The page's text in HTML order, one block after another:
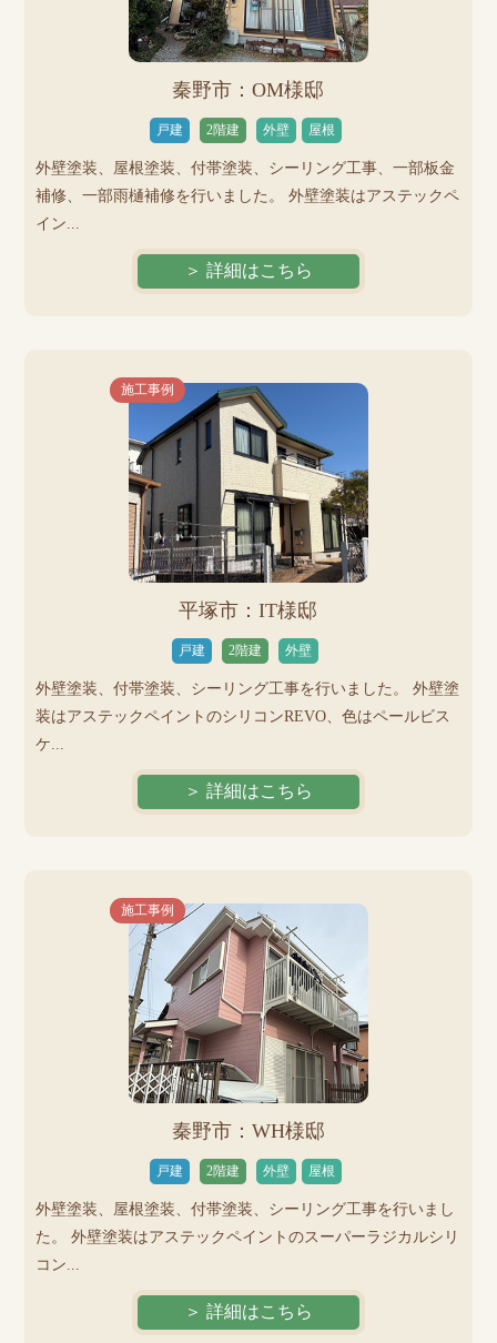
秦野市：OM様邸
戸建 2階建 外壁 屋根
外壁塗装、屋根塗装、付帯塗装、シーリング工事、一部板金
補修、一部雨樋補修を行いました。 外壁塗装はアステックペ
イン...
＞ 詳細はこちら
施工事例
平塚市：IT様邸
戸建 2階建 外壁
外壁塗装、付帯塗装、シーリング工事を行いました。 外壁塗
装はアステックペイントのシリコンREVO、色はペールビス
ケ...
＞ 詳細はこちら
施工事例
秦野市：WH様邸
戸建 2階建 外壁 屋根
外壁塗装、屋根塗装、付帯塗装、シーリング工事を行いまし
た。 外壁塗装はアステックペイントのスーパーラジカルシリ
コン...
＞ 詳細はこちら